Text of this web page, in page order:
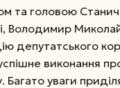
та головою
Володимир
депутатського
виконання
Багато уваги